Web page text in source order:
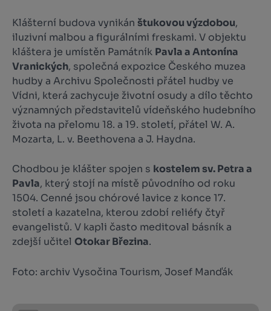
Klášterní budova vynikán štukovou výzdobou,
iluzivní malbou a figurálními freskami. V objektu
kláštera je umístěn Památník Pavla a Antonína
Vranických, společná expozice Českého muzea
hudby a Archivu Společnosti přátel hudby ve
Vídni, která zachycuje životní osudy a dílo těchto
významných představitelů vídeňského hudebního
života na přelomu 18. a 19. století, přátel W. A.
Mozarta, L. v. Beethovena a J. Haydna.
Chodbou je klášter spojen s kostelem sv. Petra a
Pavla, který stojí na místě původního od roku
1504. Cenné jsou chórové lavice z konce 17.
století a kazatelna, kterou zdobí reliéfy čtyř
evangelistů. V kapli často meditoval básník a
zdejší učitel Otokar Březina.
Foto: archiv Vysočina Tourism, Josef Manďák